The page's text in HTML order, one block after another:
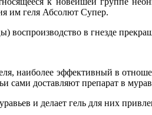
им геля Абсолют Супер.
воспроизводство в гнезде
наиболее эффективный в
сами доставляют препарат в
и делает гель для них